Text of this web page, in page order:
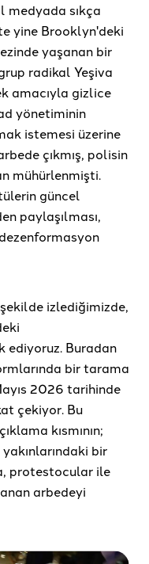
medyada sıkça
yine Brooklyn'deki
yaşanan bir
radikal Yeşiva
amacıyla gizlice
yönetiminin
istemesi üzerine
çıkmış, polisin
mühürlenmişti.
güncel
paylaşılması,
izlediğimizde,
ediyoruz. Buradan
bir tarama
2026 tarihinde
çekiyor. Bu
kısmının;
bir
protestocular ile
arbedeyi